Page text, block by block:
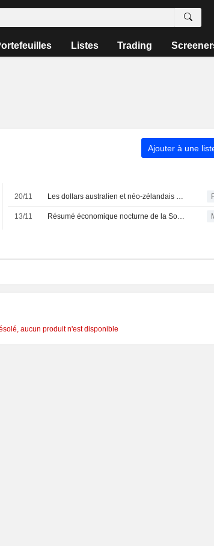
Listes Trading
Ajouter à une
20/11 Les dollars australien et néo-zélandais accusent de lourdes pertes alors que les anticipations de baisse des taux américains s'effondrent
13/11 Résumé économique nocturne de la Société Générale
aucun produit n'est disponible